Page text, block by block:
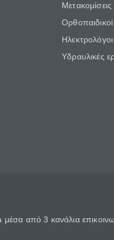
Ορθοπαιδικοί
Υδραυλικές
από 3 κανάλια